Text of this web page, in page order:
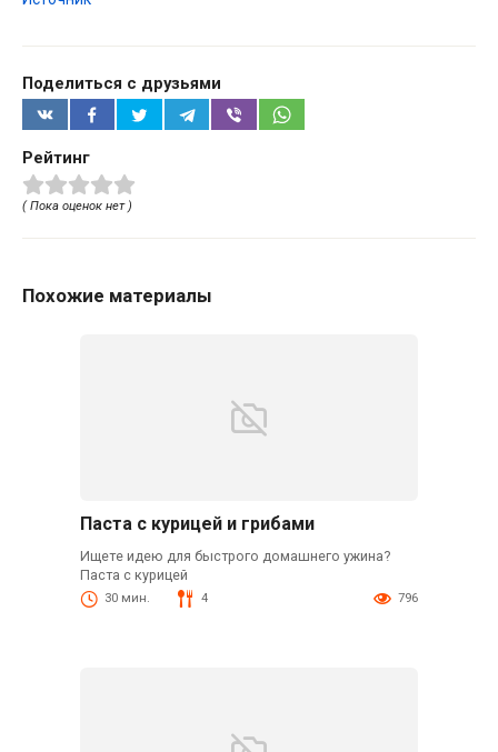
Поделиться с друзьями
Рейтинг
( Пока оценок нет )
Похожие материалы
Паста с курицей и грибами
Ищете идею для быстрого домашнего ужина?
Паста с курицей
30 мин. 4 796